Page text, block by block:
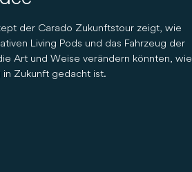
der Carado Zukunftstour zeigt, wie
Living Pods und das Fahrzeug der
Art und Weise verändern könnten, wie
in Zukunft gedacht ist.